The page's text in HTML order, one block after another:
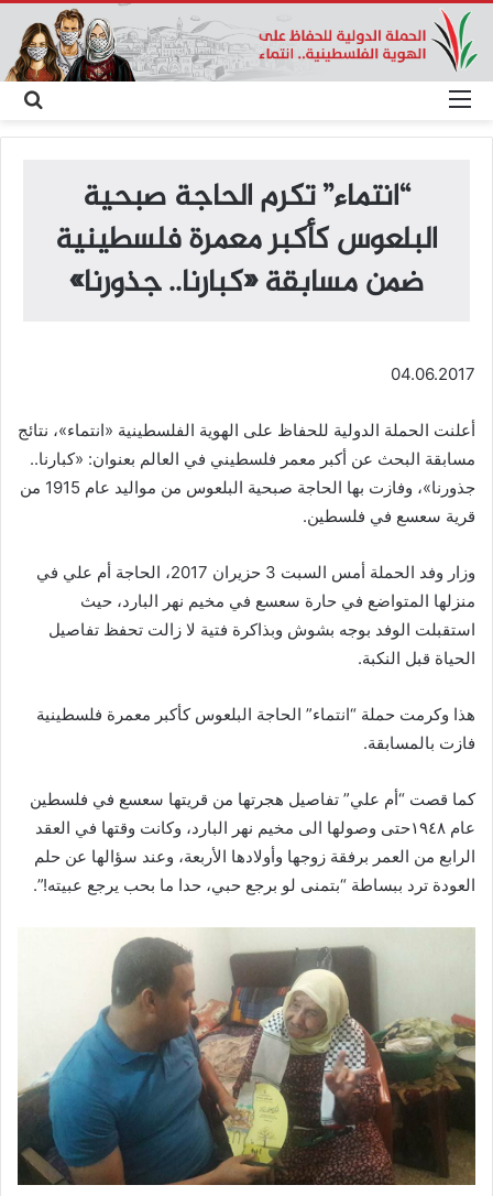
عن
القائمة
“انتماء” تكرم الحاجة صبحية
البلعوس كأكبر معمرة فلسطينية
ضمن مسابقة «كبارنا.. جذورنا»
04.06.2017
أعلنت الحملة الدولية للحفاظ على الهوية الفلسطينية «انتماء»، نتائج
مسابقة البحث عن أكبر معمر فلسطيني في العالم بعنوان: «كبارنا..
جذورنا»، وفازت بها الحاجة صبحية البلعوس من مواليد عام 1915 من
قرية سعسع في فلسطين.
وزار وفد الحملة أمس السبت 3 حزيران 2017، الحاجة أم علي في
منزلها المتواضع في حارة سعسع في مخيم نهر البارد، حيث
استقبلت الوفد بوجه بشوش وبذاكرة فتية لا زالت تحفظ تفاصيل
الحياة قبل النكبة.
هذا وكرمت حملة “انتماء” الحاجة البلعوس كأكبر معمرة فلسطينية
فازت بالمسابقة.
كما قصت “أم علي” تفاصيل هجرتها من قريتها سعسع في فلسطين
عام ١٩٤٨حتى وصولها الى مخيم نهر البارد، وكانت وقتها في العقد
الرابع من العمر برفقة زوجها وأولادها الأربعة، وعند سؤالها عن حلم
العودة ترد ببساطة “بتمنى لو برجع حبي، حدا ما بحب يرجع عبيته!”.